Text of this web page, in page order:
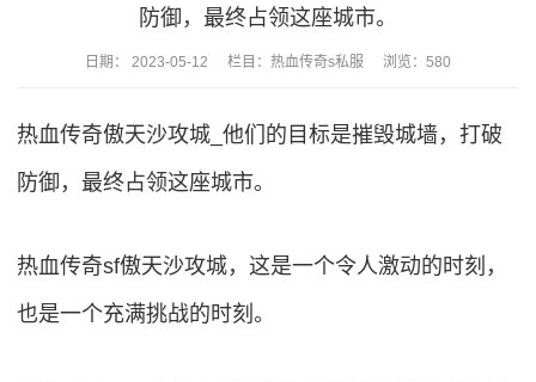
防御，最终占领这座城市。
日期： 2023-05-12 栏目： 热血传奇s私服 浏览：580
热血传奇傲天沙攻城_他们的目标是摧毁城墙，打破
防御，最终占领这座城市。
热血传奇sf傲天沙攻城，这是一个令人激动的时刻，
也是一个充满挑战的时刻。